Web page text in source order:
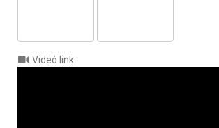
Videó link: